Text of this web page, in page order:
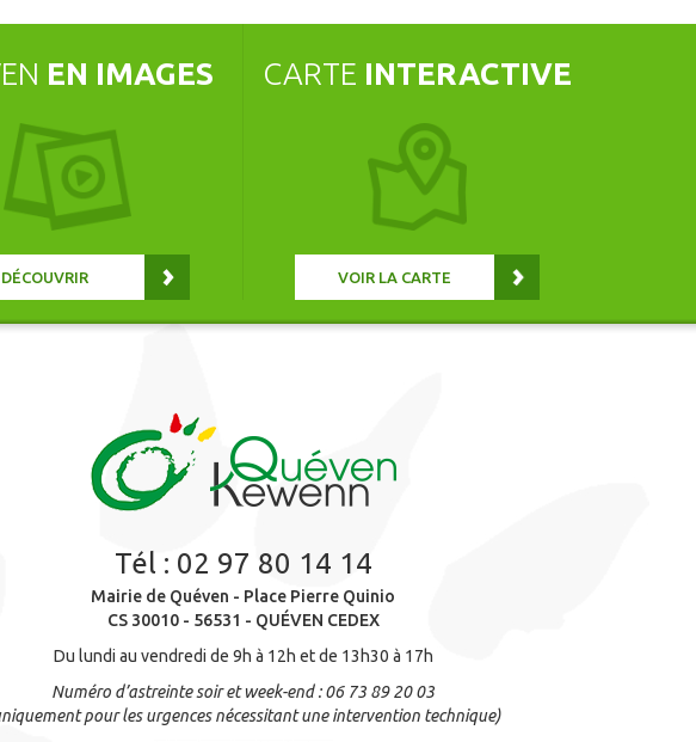
EN IMAGES
DÉCOUVRIR
CARTE INTERACTIVE
VOIR LA CARTE
Tél : 02 97 80 14 14
Mairie de Quéven - Place Pierre Quinio
CS 30010 - 56531 - QUÉVEN CEDEX
Du lundi au vendredi de 9h à 12h et de 13h30 à 17h
Numéro d’astreinte soir et week-end : 06 73 89 20 03
pour les urgences nécessitant une intervention technique)